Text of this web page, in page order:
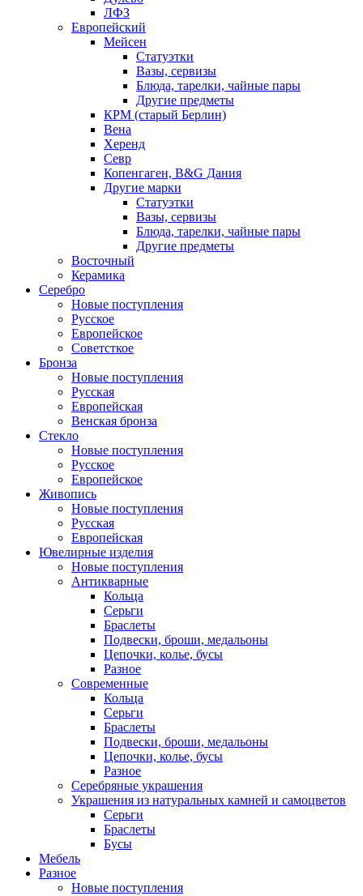
ЛФЗ
Европейский
Мейсен
Статуэтки
Вазы, сервизы
Блюда, тарелки, чайные пары
Другие предметы
КРМ (старый Берлин)
Вена
Херенд
Севр
Копенгаген, B&G Дания
Другие марки
Статуэтки
Вазы, сервизы
Блюда, тарелки, чайные пары
Другие предметы
Восточный
Керамика
Серебро
Новые поступления
Русское
Европейское
Советсткое
Бронза
Новые поступления
Русская
Европейская
Венская бронза
Стекло
Новые поступления
Русское
Европейское
Живопись
Новые поступления
Русская
Европейская
Ювелирные изделия
Новые поступления
Антикварные
Кольца
Серьги
Браслеты
Подвески, броши, медальоны
Цепочки, колье, бусы
Разное
Современные
Кольца
Серьги
Браслеты
Подвески, броши, медальоны
Цепочки, колье, бусы
Разное
Серебряные украшения
Украшения из натуральных камней и самоцветов
Серьги
Браслеты
Бусы
Мебель
Разное
Новые поступления